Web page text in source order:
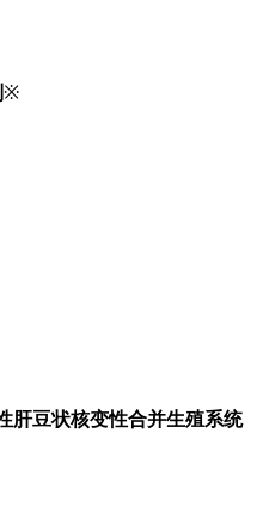
※
肝豆状核变性合并生殖系统